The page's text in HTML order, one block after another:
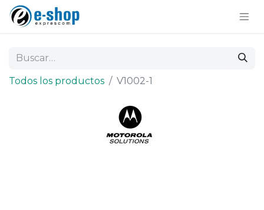
Todos los productos V1002-1